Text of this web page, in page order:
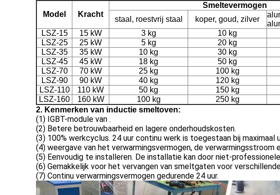
Model Kracht
Smeltevermogen
staal, roestvrij staal
koper, goud, zilver
LSZ-15
15 kW 3 kg 10 kg
LSZ-25
25 kW 5 kg 20 kg
LSZ-35
35 kW 10 kg 30 kg
LSZ-45
45 kW 18 kg 50 kg
LSZ-70
70 kW 25 kg 100 kg
LSZ-90
90 kW 40 kg 120 kg
LSZ-110
110 kW 50 kg 150 kg
LSZ-160
160 kW 100 kg 250 kg
2. Kenmerken van inductie smeltoven:
(1) IGBT-module van .
(2) Betere betrouwbaarheid en lagere onderhoudskosten.
(3) 100% werkcyclus. 24 uur continu werk is toegestaan bij maximaal
(4) weergave van het verwarmingsvermogen, de verwarmingsstroom
(5) Eenvoudig te installeren. De installatie kan door niet-
(6) Gemakkelijk voor het vervangen van smeltgaten voor
(7) Continu verwarmingsvermogen gedurende 24 uur.